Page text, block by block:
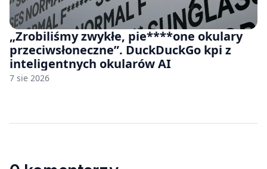
„Zrobiliśmy zwykłe, pie****one okulary
przeciwsłoneczne”. DuckDuckGo kpi z
inteligentnych okularów AI
7 sie 2026